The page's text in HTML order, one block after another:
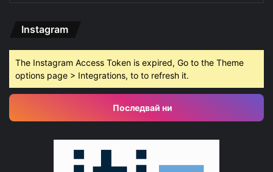
Instagram
The Instagram Access Token is expired, Go to the Theme
options page > Integrations, to to refresh it.
Последвай ни